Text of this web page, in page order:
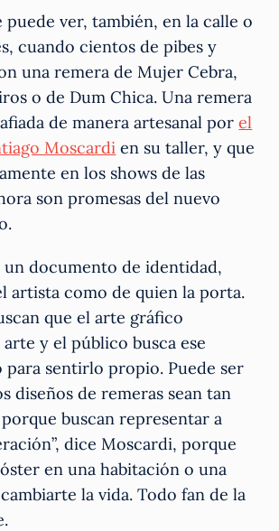
puede ver, también, en la calle o
cuando cientos de pibes y
una remera de Mujer Cebra,
o de Dum Chica. Una remera
de manera artesanal porel
Moscardi en su taller, y que
en los shows de las
son promesas del nuevo
un documento de identidad,
artista como de quien la porta.
que el arte gráfico
y el público busca ese
sentirlo propio. Puede ser
diseños de remeras sean tan
buscan representar a
dice Moscardi, porque
en una habitación o una
la vida. Todo fan de la